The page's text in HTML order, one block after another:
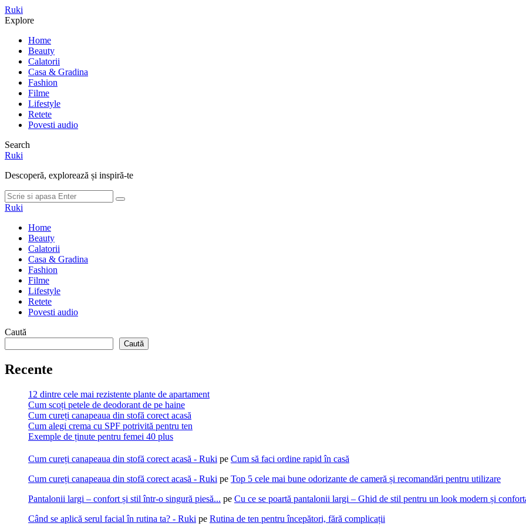
Meniu
Ruki
Cauta
Explore
Home
Beauty
Calatorii
Casa & Gradina
Fashion
Filme
Lifestyle
Retete
Povesti audio
Search
Ruki
Descoperă, explorează și inspiră-te
Cauta
dupa:
Cauta
Ruki
Home
Beauty
Calatorii
Casa & Gradina
Fashion
Filme
Lifestyle
Retete
Povesti audio
Caută
Caută
Recente
12 dintre cele mai rezistente plante de apartament
Cum scoți petele de deodorant de pe haine
Cum cureți canapeaua din stofă corect acasă
Cum alegi crema cu SPF potrivită pentru ten
Exemple de ținute pentru femei 40 plus
Cum cureți canapeaua din stofă corect acasă - Ruki pe Cum să faci ordine rapid în casă
Cum cureți canapeaua din stofă corect acasă - Ruki pe Top 5 cele mai bune odorizante de cameră și recomandări pentru utilizare
Pantalonii largi – confort și stil într-o singură piesă... pe Cu ce se poartă pantalonii largi – Ghid de stil pentru un look modern și
Când se aplică serul facial în rutina ta? - Ruki pe Rutina de ten pentru începători, fără complicații